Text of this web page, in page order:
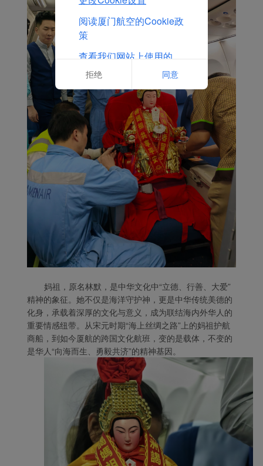
妈祖，原名林默，是中华文化中“立德、行善、大爱”
精神的象征。她不仅是海洋守护神，更是中华传统美德的
化身，承载着深厚的文化与意义，成为联结海内外华人的
重要情感纽带。从宋元时期“海上丝绸之路”上的妈祖护航
商船，到如今厦航的跨国文化航班，变的是载体，不变的
是华人“向海而生、勇毅共济”的精神基因。
阅读厦门航空的Cookie政
策
查看我们网站上使用的
Cookie的完整列表
拒绝 同意